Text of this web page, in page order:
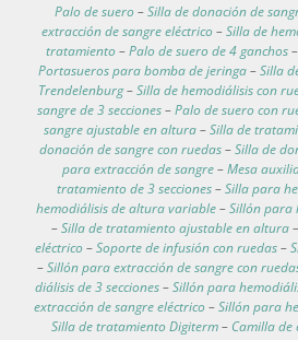
Palo de suero –Silla de donación de
extracción de sangre eléctrico –Silla de
tratamiento –Palo de suero de 4 ganchos–
Portasueros para bomba de jeringa–Silla
Trendelenburg–Silla de hemodiálisis con
sangre de 3 secciones–Palo de suero con
sangre ajustable en altura–Silla de
donación de sangre con ruedas–Silla de
para extracción de sangre–Mesa
tratamiento de 3 secciones–Silla para
hemodiálisis de altura variable–Sillón para
–Silla de tratamiento ajustable en altura–
eléctrico –Soporte de infusión con ruedas–
–Sillón para extracción de sangre con
diálisis de 3 secciones–Sillón para
extracción de sangre eléctrico –Sillón para
Silla de tratamiento Digiterm– Camilla